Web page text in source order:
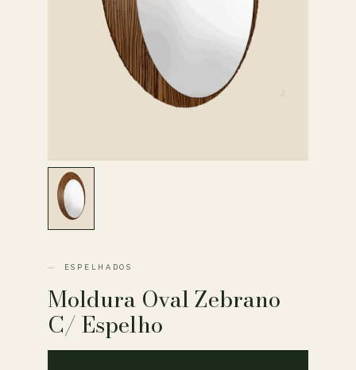
ESPELHADOS
Moldura Oval Zebrano
C/ Espelho